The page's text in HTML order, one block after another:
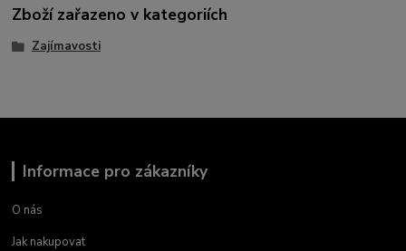
Zboží zařazeno v kategoriích
Zajímavosti
Informace pro zákazníky
O nás
Jak nakupovat